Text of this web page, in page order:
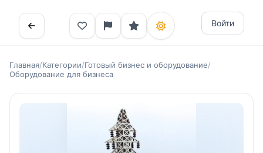
Войти
Главная/Категории/Готовый бизнес и оборудование/
Оборудование для бизнеса